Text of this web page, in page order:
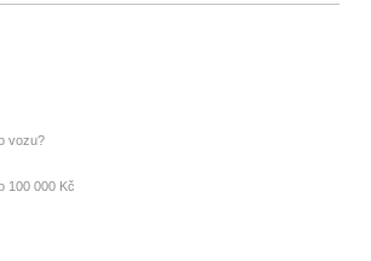
vozu?
100 000 Kč